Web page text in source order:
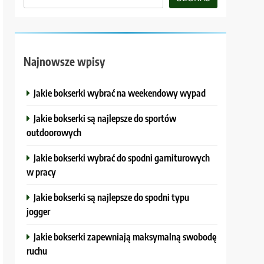
Najnowsze wpisy
Jakie bokserki wybrać na weekendowy wypad
Jakie bokserki są najlepsze do sportów
outdoorowych
Jakie bokserki wybrać do spodni garniturowych
w pracy
Jakie bokserki są najlepsze do spodni typu
jogger
Jakie bokserki zapewniają maksymalną swobodę
ruchu